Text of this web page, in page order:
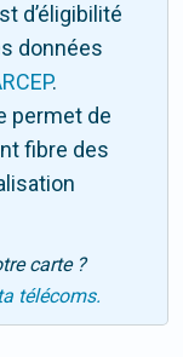
d’éligibilité
données
.
permet de
fibre des
carte ?
télécoms.